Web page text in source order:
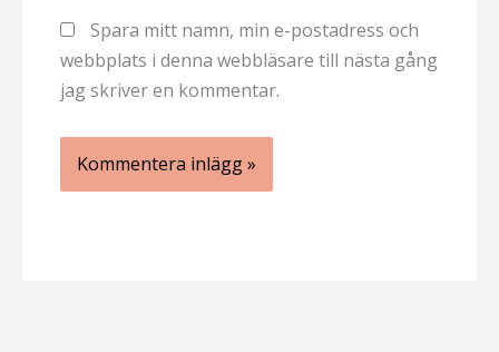
Spara mitt namn, min e-postadress och
webbplats i denna webbläsare till nästa gång
jag skriver en kommentar.